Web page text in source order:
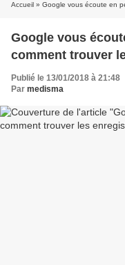
Accueil » Google vous écoute en
Google vous
comment trouver
Publié le 13/01/2018 à 21:48
Par medisma